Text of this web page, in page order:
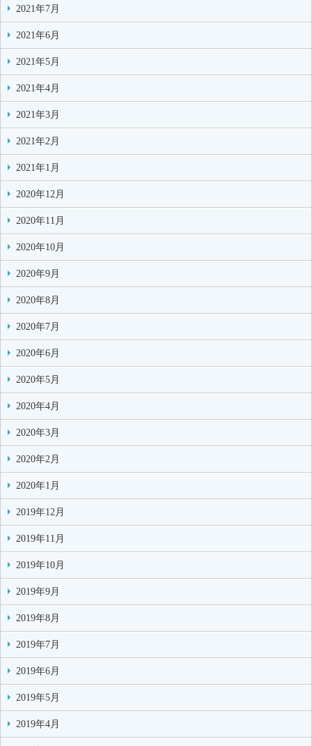
2021年7月
2021年6月
2021年5月
2021年4月
2021年3月
2021年2月
2021年1月
2020年12月
2020年11月
2020年10月
2020年9月
2020年8月
2020年7月
2020年6月
2020年5月
2020年4月
2020年3月
2020年2月
2020年1月
2019年12月
2019年11月
2019年10月
2019年9月
2019年8月
2019年7月
2019年6月
2019年5月
2019年4月